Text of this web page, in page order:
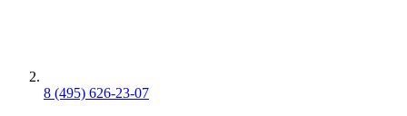
8 (495) 626-23-07